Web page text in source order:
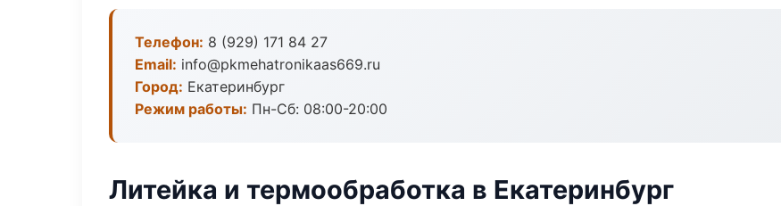
Телефон: 8 (929) 171 84 27
Email: info@pkmehatronikaas669.ru
Город: Екатеринбург
Режим работы: Пн-Сб: 08:00-20:00
Литейка и термообработка в Екатеринбург